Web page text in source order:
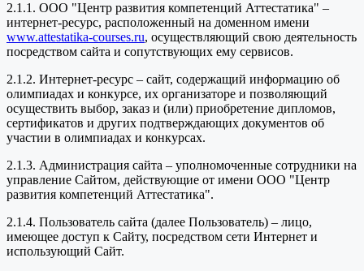
2.1.1. ООО "Центр развития компетенций Аттестатика" –
интернет-ресурс, расположенный на доменном имени
www.attestatika-courses.ru, осуществляющий свою деятельность
посредством сайта и сопутствующих ему сервисов.
2.1.2. Интернет-ресурс – сайт, содержащий информацию об
олимпиадах и конкурсе, их организаторе и позволяющий
осуществить выбор, заказ и (или) приобретение дипломов,
сертификатов и других подтверждающих документов об
участии в олимпиадах и конкурсах.
2.1.3. Администрация сайта – уполномоченные сотрудники на
управление Сайтом, действующие от имени ООО "Центр
развития компетенций Аттестатика".
2.1.4. Пользователь сайта (далее Пользователь) – лицо,
имеющее доступ к Сайту, посредством сети Интернет и
использующий Сайт.